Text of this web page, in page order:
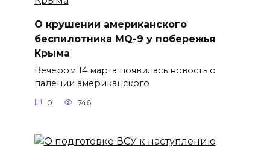
О крушении американского
беспилотника MQ-9 у побережья
Крыма
Вечером 14 марта появилась новость о
падении американского
0 746